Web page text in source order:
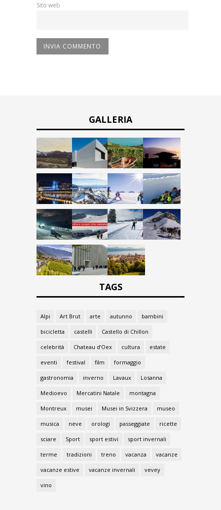
Sito web
GALLERIA
TAGS
Alpi Art Brut arte autunno bambini
bicicletta castelli Castello di Chillon
celebrità Chateau d’Oex cultura estate
eventi festival film formaggio
gastronomia inverno Lavaux Losanna
Medioevo Mercatini Natale montagna
Montreux musei Musei in Svizzera museo
musica neve orologi passeggiate ricette
sciare Sport sport estivi sport invernali
terme tradizioni treno vacanza vacanze
vacanze estive vacanze invernali vevey
vino